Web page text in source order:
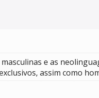
e as
assim como